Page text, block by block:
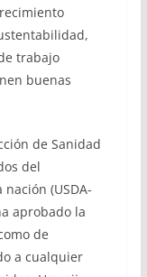
trabajo
buenas
de Sanidad
del
(USDA-
aprobado la
de
a cualquier